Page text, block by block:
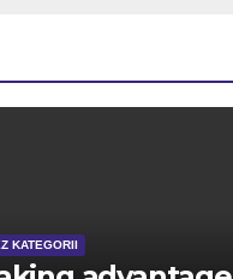
KATEGORII